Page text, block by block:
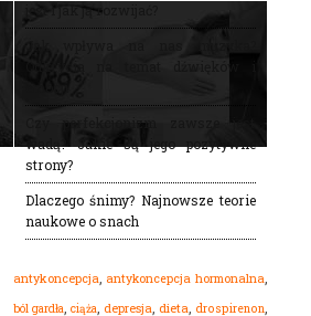
jest i jak ją rozwijać?
Czy perfekcjonizm zawsze jest
wadą? Jakie są jego pozytywne
strony?
Dlaczego śnimy? Najnowsze teorie
naukowe o snach
antykoncepcja antykoncepcja hormonalna
ból gardła ciąża depresja dieta drospirenon